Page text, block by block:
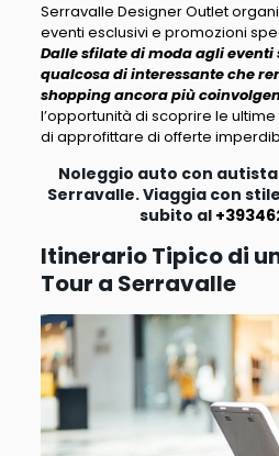
Serravalle Designer Outlet
eventi esclusivi e promozioni
Dalle sfilate di moda agli eventi
qualcosa di interessante che
shopping ancora più
l’opportunità di scoprire le
di approfittare di offerte
Noleggio auto con
Serravalle. Viaggia con
subito al
Itinerario Tipico di
Tour a Serravalle